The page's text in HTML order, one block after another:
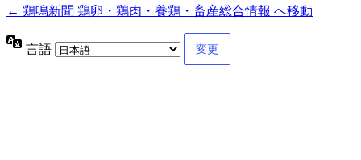
← 鶏鳴新聞 鶏卵・鶏肉・養鶏・畜産総合情報 へ移動
言語